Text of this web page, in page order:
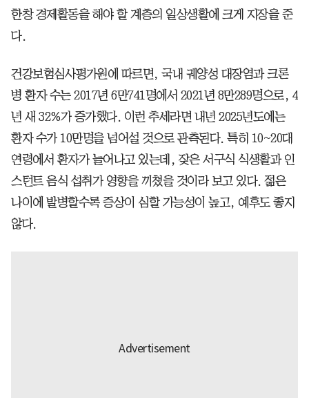
한창 경제활동을 해야 할 계층의 일상생활에 크게 지장을 준
다.
건강보험심사평가원에 따르면, 국내 궤양성 대장염과 크론
병 환자 수는 2017년 6만741명에서 2021년 8만289명으로, 4
년 새 32%가 증가했다. 이런 추세라면 내년 2025년도에는
환자 수가 10만명을 넘어설 것으로 관측된다. 특히 10~20대
연령에서 환자가 늘어나고 있는데, 잦은 서구식 식생활과 인
스턴트 음식 섭취가 영향을 끼쳤을 것이라 보고 있다. 젊은
나이에 발병할수록 증상이 심할 가능성이 높고, 예후도 좋지
않다.